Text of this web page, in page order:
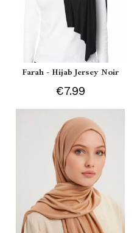
Farah - Hijab Jersey Noir
€7.99